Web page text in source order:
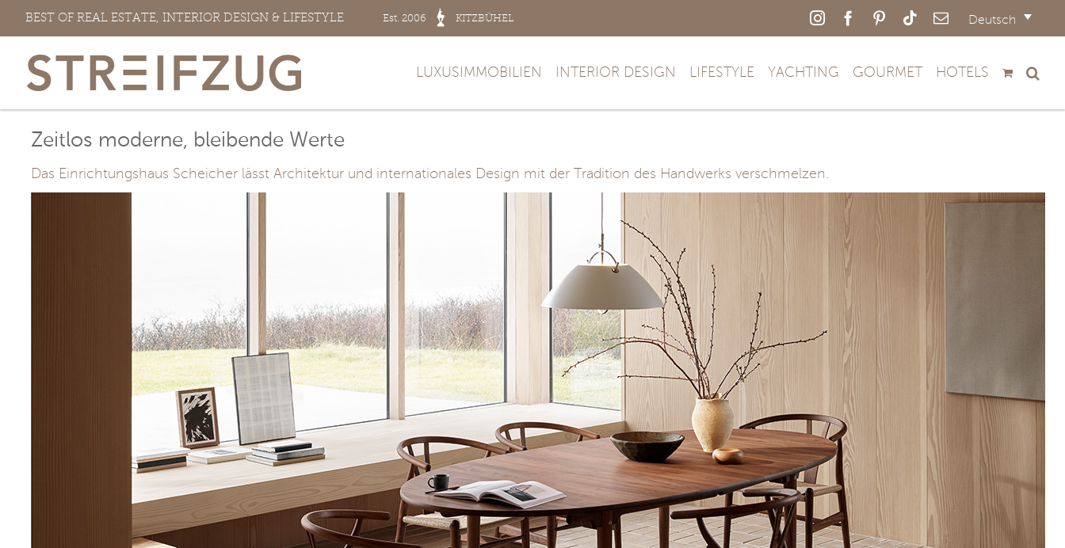
Zum
springen
BEST OF REAL ESTATE, INTERIOR DESIGN & LIFESTYLE Est. 2006 KITZBÜHEL Deutsch
InstagramFacebookPinterestTiktokE-
LUXUSIMMOBILIEN INTERIOR DESIGN LIFESTYLE YACHTING GOURMET HOTELS
Zeitlos moderne, bleibende Werte
Das Einrichtungshaus Scheicher lässt Architektur und internationales Design mit der Tradition des Handwerks verschmelzen.